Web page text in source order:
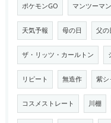
ポケモンGO マンツーマ
天気予報 母の日 父の
ザ・リッツ・カールトン
リピート 無造作 紫シ
コスメストレート 川棚